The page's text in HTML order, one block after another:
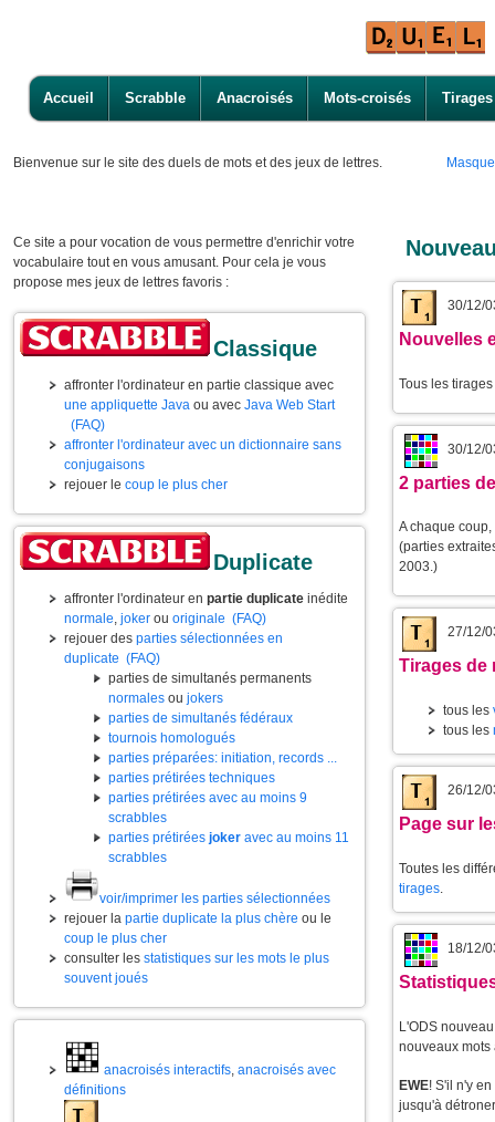
Accueil Scrabble Anacroisés Mots-croisés Tirages
Bienvenue sur le site des duels de mots et des jeux de lettres.
Ce site a pour vocation de vous permettre d'enrichir votre
vocabulaire tout en vous amusant. Pour cela je vous
propose mes jeux de lettres favoris :
Classique
affronter l'ordinateur en partie classique avec
une appliquette Java ou avec Java Web Start
(FAQ)
affronter l'ordinateur avec un dictionnaire sans
conjugaisons
rejouer le coup le plus cher
Duplicate
affronter l'ordinateur en partie duplicate inédite
normale, joker ou originale (FAQ)
rejouer des parties sélectionnées en
duplicate (FAQ)
parties de simultanés permanents
normales ou jokers
parties de simultanés fédéraux
tournois homologués
parties préparées: initiation, records ...
parties prétirées techniques
parties prétirées avec au moins 9
scrabbles
parties prétirées joker avec au moins 11
scrabbles
voir/imprimer les parties sélectionnées
rejouer la partie duplicate la plus chère ou le
coup le plus cher
consulter les statistiques sur les mots le plus
souvent joués
anacroisés interactifs, anacroisés avec
définitions
30/12/
Nouvelles
Tous les
30/12/
2 parties
A chaque
(parties
2003.)
27/12/
Tirages de
tous les
tous les
26/12/
Page sur
Toutes les
tirages.
18/12/
L'ODS
nouveaux mots
EWE! S'il n'y
jusqu'à